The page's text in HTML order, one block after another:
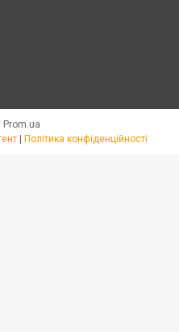
Prom.ua
Політика конфіденційності